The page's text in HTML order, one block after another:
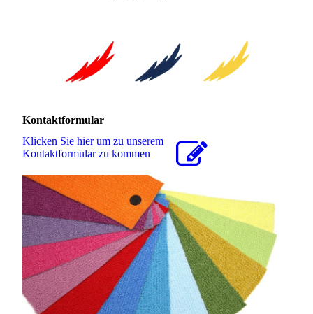
Kontaktformular
Klicken Sie hier um zu unserem
Kon­takt­for­mu­lar zu kommen